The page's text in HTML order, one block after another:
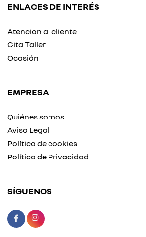
ENLACES DE INTERÉS
Atencion al cliente
Cita Taller
Ocasión
EMPRESA
Quiénes somos
Aviso Legal
Política de cookies
Política de Privacidad
SÍGUENOS